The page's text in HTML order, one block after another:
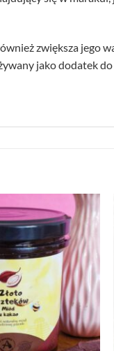
zwiększa jego
jako dodatek